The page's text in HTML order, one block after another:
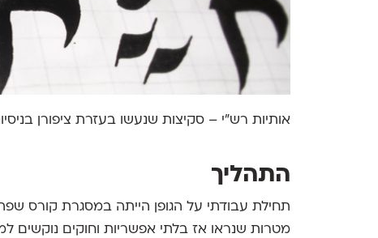
אותיות רש"י – סקיצות שנעשו בעזרת ציפורן
התהליך
תחילת עבודתי על הגופן הייתה במסגרת קורס
מטרות שנראו אז בלתי אפשריות וחוקים נוקשים